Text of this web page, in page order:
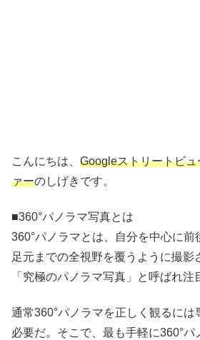
こんにちは、 Googleストリートビ
ァーのしげきです。
■360°パノラマ写真とは
360°パノラマとは、自分を中心に前
足元までの全視野を覆うように撮影
「究極のパノラマ写真」と呼ばれ注
通常360°パノラマを正しく観るには
必要だ。そこで、最も手軽に360°パ